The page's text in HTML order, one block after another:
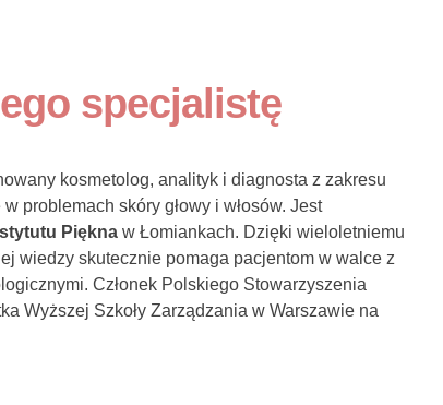
specjalistę
kosmetolog, analityk i diagnosta z zakresu
problemach skóry głowy i włosów. Jest
Piękna w Łomiankach. Dzięki wieloletniemu
wiedzy skutecznie pomaga pacjentom w walce z
Członek Polskiego Stowarzyszenia
Wyższej Szkoły Zarządzania w Warszawie na